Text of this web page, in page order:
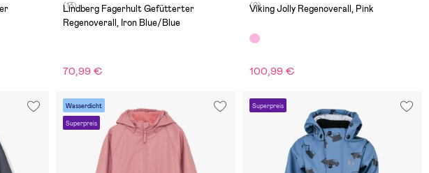
(13)
Lindberg Fagerhult Gefütterter
Regenoverall, Iron Blue/Blue
70,99 €
(0)
Viking Jolly Regenoverall, Pink
100,99 €
Wasserdicht
Superpreis
Superpreis